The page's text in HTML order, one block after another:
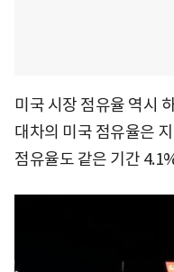
미국 시장 점유율 역시
대차의 미국 점유율은
점유율도 같은 기간